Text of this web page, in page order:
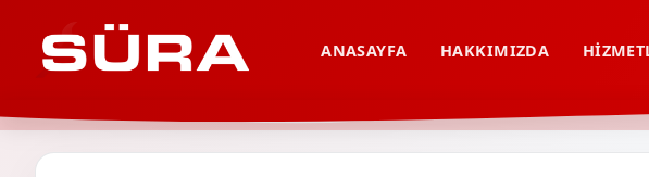
ANASAYFA HAKKIMIZDA